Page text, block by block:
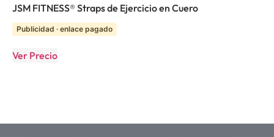
JSM FITNESS® Straps de Ejercicio en Cuero
Publicidad · enlace pagado
Ver Precio